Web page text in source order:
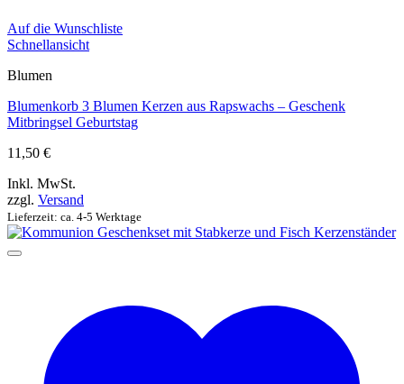
Auf die Wunschliste
Schnellansicht
Blumen
Blumenkorb 3 Blumen Kerzen aus Rapswachs – Geschenk
Mitbringsel Geburtstag
11,50 €
Inkl. MwSt.
zzgl. Versand
Lieferzeit: ca. 4-5 Werktage